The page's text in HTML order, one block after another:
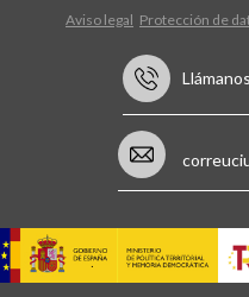
Aviso legal Protección de